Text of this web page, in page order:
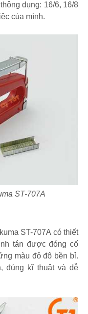
dụng: 16/6, 16/8
của mình.
ST-707A
ST-707A có thiết
tán được đóng cố
màu đỏ đô bền bỉ.
đúng kĩ thuật và dễ